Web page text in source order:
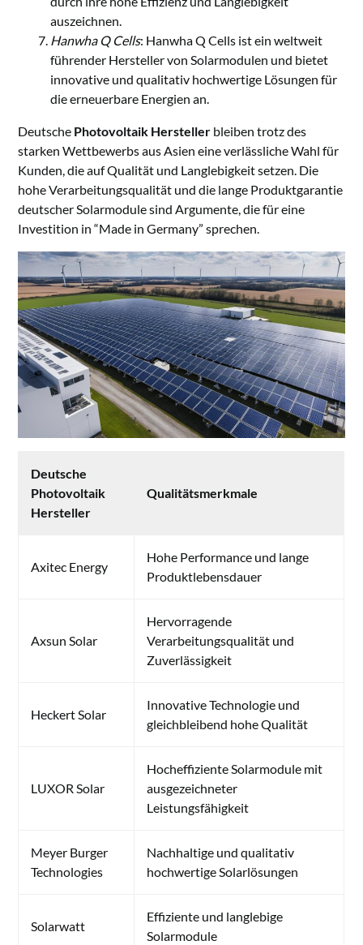
auszeichnen.
Hanwha Q Cells: Hanwha Q Cells ist ein weltweit
führender Hersteller von Solarmodulen und bietet
innovative und qualitativ hochwertige Lösungen für
die erneuerbare Energien an.
Deutsche Photovoltaik Hersteller bleiben trotz des
starken Wettbewerbs aus Asien eine verlässliche Wahl für
Kunden, die auf Qualität und Langlebigkeit setzen. Die
hohe Verarbeitungsqualität und die lange Produktgarantie
deutscher Solarmodule sind Argumente, die für eine
Investition in “Made in Germany” sprechen.
Deutsche
Photovoltaik
Hersteller
Qualitätsmerkmale
Axitec Energy
Hohe Performance und lange
Produktlebensdauer
Axsun Solar
Hervorragende
Verarbeitungsqualität und
Zuverlässigkeit
Heckert Solar
Innovative Technologie und
gleichbleibend hohe Qualität
LUXOR Solar
Hocheffiziente Solarmodule mit
ausgezeichneter
Leistungsfähigkeit
Meyer Burger
Technologies
Nachhaltige und qualitativ
hochwertige Solarlösungen
Solarwatt
Effiziente und langlebige
Solarmodule